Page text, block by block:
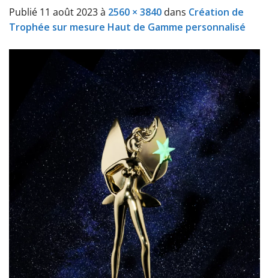
Publié 11 août 2023à 2560 × 3840 dans Création de
Trophée sur mesure Haut de Gamme personnalisé